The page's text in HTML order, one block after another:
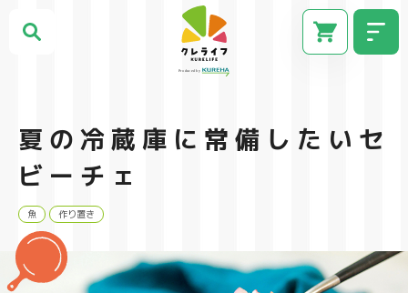
夏の冷蔵庫に常備したいセ
ビーチェ
魚 作り置き